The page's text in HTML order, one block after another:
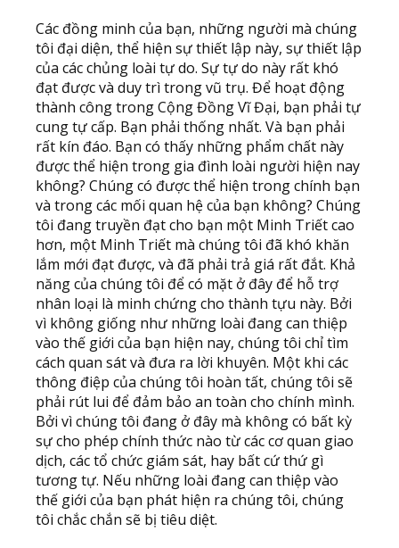
Các đồng minh của bạn, những người mà chúng
tôi đại diện, thể hiện sự thiết lập này, sự thiết lập
của các chủng loài tự do. Sự tự do này rất khó
đạt được và duy trì trong vũ trụ. Để hoạt động
thành công trong Cộng Đồng Vĩ Đại, bạn phải tự
cung tự cấp. Bạn phải thống nhất. Và bạn phải
rất kín đáo. Bạn có thấy những phẩm chất này
được thể hiện trong gia đình loài người hiện nay
không? Chúng có được thể hiện trong chính bạn
và trong các mối quan hệ của bạn không? Chúng
tôi đang truyền đạt cho bạn một Minh Triết cao
hơn, một Minh Triết mà chúng tôi đã khó khăn
lắm mới đạt được, và đã phải trả giá rất đắt. Khả
năng của chúng tôi để có mặt ở đây để hỗ trợ
nhân loại là minh chứng cho thành tựu này. Bởi
vì không giống như những loài đang can thiệp
vào thế giới của bạn hiện nay, chúng tôi chỉ tìm
cách quan sát và đưa ra lời khuyên. Một khi các
thông điệp của chúng tôi hoàn tất, chúng tôi sẽ
phải rút lui để đảm bảo an toàn cho chính mình.
Bởi vì chúng tôi đang ở đây mà không có bất kỳ
sự cho phép chính thức nào từ các cơ quan giao
dịch, các tổ chức giám sát, hay bất cứ thứ gì
tương tự. Nếu những loài đang can thiệp vào
thế giới của bạn phát hiện ra chúng tôi, chúng
tôi chắc chắn sẽ bị tiêu diệt.